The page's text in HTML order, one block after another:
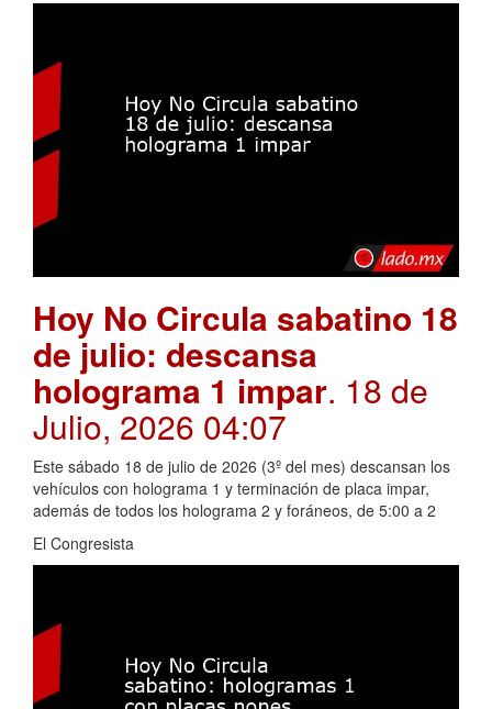
Hoy No Circula sabatino 18
de julio: descansa
holograma 1 impar. 18 de
Julio, 2026 04:07
Este sábado 18 de julio de 2026 (3º del mes) descansan los
vehículos con holograma 1 y terminación de placa impar,
además de todos los holograma 2 y foráneos, de 5:00 a 2
El Congresista